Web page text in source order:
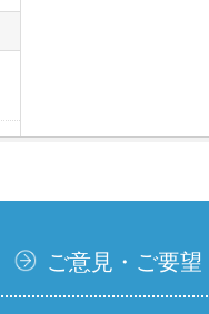
ご意見・ご要望